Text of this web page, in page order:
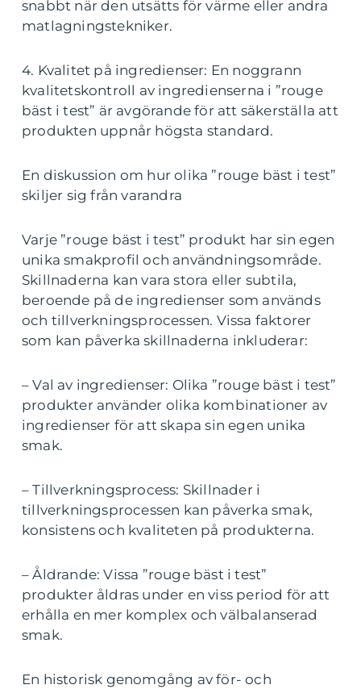
snabbt när den utsätts för värme eller andra
matlagningstekniker.
4. Kvalitet på ingredienser: En noggrann
kvalitetskontroll av ingredienserna i ”rouge
bäst i test” är avgörande för att säkerställa att
produkten uppnår högsta standard.
En diskussion om hur olika ”rouge bäst i test”
skiljer sig från varandra
Varje ”rouge bäst i test” produkt har sin egen
unika smakprofil och användningsområde.
Skillnaderna kan vara stora eller subtila,
beroende på de ingredienser som används
och tillverkningsprocessen. Vissa faktorer
som kan påverka skillnaderna inkluderar:
– Val av ingredienser: Olika ”rouge bäst i test”
produkter använder olika kombinationer av
ingredienser för att skapa sin egen unika
smak.
– Tillverkningsprocess: Skillnader i
tillverkningsprocessen kan påverka smak,
konsistens och kvaliteten på produkterna.
– Åldrande: Vissa ”rouge bäst i test”
produkter åldras under en viss period för att
erhålla en mer komplex och välbalanserad
smak.
En historisk genomgång av för- och